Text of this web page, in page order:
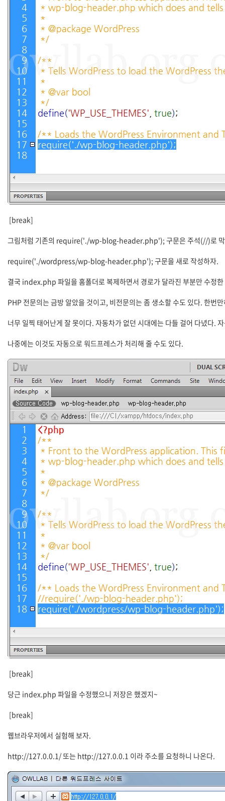
[break]
그림처럼 기존의 require('./wp-blog-header.php'); 구문은 주석(//)로
require('./wordpress/wp-blog-header.php'); 구문을 새로 작성하자.
결국 index.php 파일을 홈폴더로 복제하면서 경로가 달라진 부분만 수정
PHP 전문의는 금방 알았을 것이고, 비전문의는 좀 생소할 수도 있다. 한번
너무 일찍 태어난게 잘 못이다. 자동차가 없던 시대에는 다들 걸어 다녔다.
나중에는 이것도 자동으로 워드프레스가 처리해 줄 수도 있다.
[break]
당근 index.php 파일을 수정했으니 저장은 했겠지~
[break]
웹브라우저에서 실험해 보자.
http://127.0.0.1/ 또는 http://127.0.0.1 이라 주소를 요청하니 나온다.